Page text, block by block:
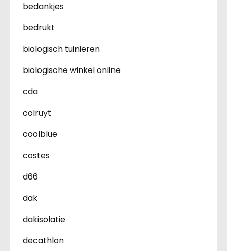
bedankjes
bedrukt
biologisch tuinieren
biologische winkel online
cda
colruyt
coolblue
costes
d66
dak
dakisolatie
decathlon